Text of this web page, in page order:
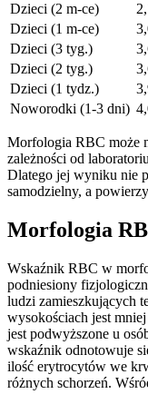
Dzieci (2 m-ce)
Dzieci (1 m-ce)
Dzieci (3 tyg.)
Dzieci (2 tyg.)
Dzieci (1 tydz.)
Noworodki (1-3 dni)
Morfologia RBC może
zależności od
Dlatego jej wyniku nie
samodzielny, a
Morfologia
Wskaźnik RBC w
podniesiony
ludzi zamieszkujących
wysokościach jest
jest podwyższone u
wskaźnik odnotowuje
ilość erytrocytów we
różnych schorzeń.